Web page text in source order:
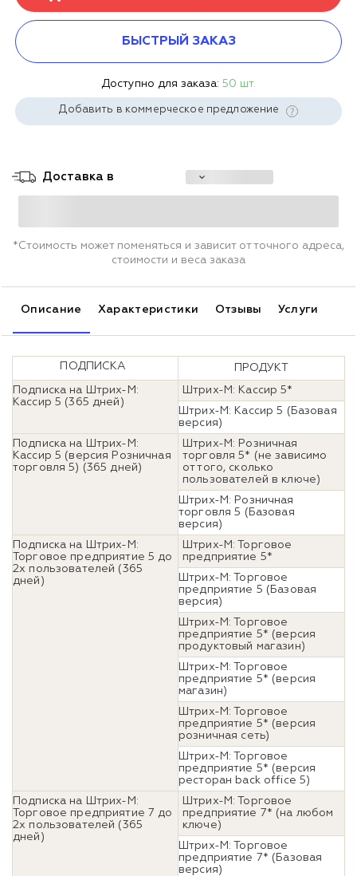
БЫСТРЫЙ ЗАКАЗ
Доступно для заказа: 50 шт.
Добавить в коммерческое предложение
Доставка в
*Стоимость может поменяться и зависит от точного адреса,
стоимости и веса заказа
Описание Характеристики Отзывы Услуги
ПОДПИСКА
ПРОДУКТ
Подписка на Штрих-М:
Кассир 5 (365 дней)
Штрих-М: Кассир 5*
Штрих-М: Кассир 5 (Базовая
версия)
Подписка на Штрих-М:
Кассир 5 (версия Розничная
торговля 5) (365 дней)
Штрих-М: Розничная
торговля 5* (не зависимо
от того, сколько
пользователей в ключе)
Штрих-М: Розничная
торговля 5 (Базовая
версия)
Подписка на Штрих-М:
Торговое предприятие 5 до
2х пользователей (365
дней)
Штрих-М: Торговое
предприятие 5*
Штрих-М: Торговое
предприятие 5 (Базовая
версия)
Штрих-М: Торговое
предприятие 5* (версия
продуктовый магазин)
Штрих-М: Торговое
предприятие 5* (версия
магазин)
Штрих-М: Торговое
предприятие 5* (версия
розничная сеть)
Штрих-М: Торговое
предприятие 5* (версия
ресторан back office 5)
Подписка на Штрих-М:
Торговое предприятие 7 до
2х пользователей (365
дней)
Штрих-М: Торговое
предприятие 7* (на любом
ключе)
Штрих-М: Торговое
предприятие 7* (Базовая
версия)